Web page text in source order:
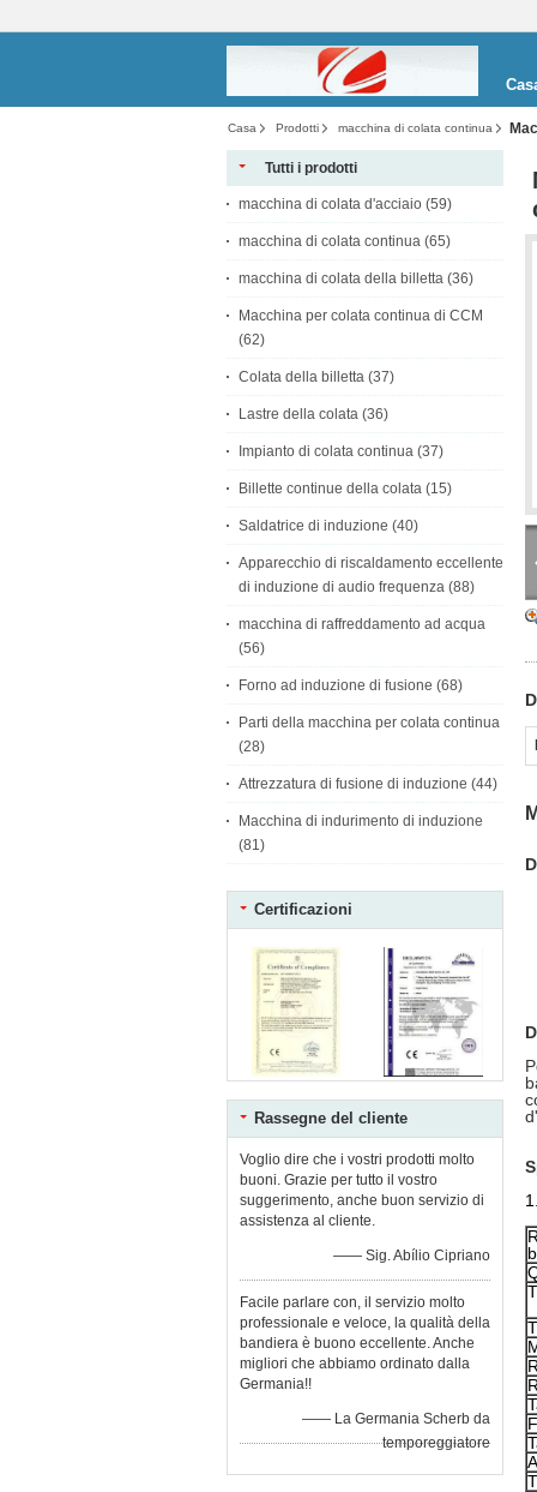
Casa Prodotti macchina di colata continua
Tutti i prodotti
macchina di colata d'acciaio (59)
macchina di colata continua (65)
macchina di colata della billetta (36)
Macchina per colata continua di CCM
(62)
Colata della billetta (37)
Lastre della colata (36)
Impianto di colata continua (37)
Billette continue della colata (15)
Saldatrice di induzione (40)
Apparecchio di riscaldamento eccellente
di induzione di audio frequenza (88)
macchina di raffreddamento ad acqua
(56)
Forno ad induzione di fusione (68)
Parti della macchina per colata continua
(28)
Attrezzatura di fusione di induzione (44)
Macchina di indurimento di induzione
(81)
Certificazioni
Rassegne del cliente
Voglio dire che i vostri prodotti molto
buoni. Grazie per tutto il vostro
suggerimento, anche buon servizio di
assistenza al cliente.
—— Sig. Abílio Cipriano
Facile parlare con, il servizio molto
professionale e veloce, la qualità della
bandiera è buono eccellente. Anche
migliori che abbiamo ordinato dalla
Germania!!
—— La Germania Scherb da
temporeggiatore